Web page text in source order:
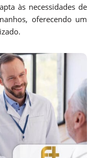
às necessidades de
oferecendo um